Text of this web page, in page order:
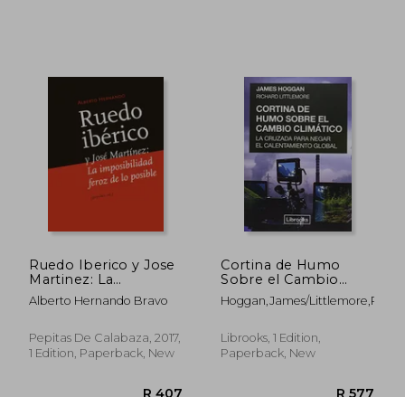
Ruedo Iberico y Jose
Martinez: La
Imposibilidad Feroz
de lo Posible (in
Alberto Hernando Bravo
Pepitas De Calabaza, 2017,
1 Edition, Paperback, New
Cortina de Humo
Sobre el Cambio
Climatico (in Spanish)
Hoggan,James/
Librooks, 1 Edition,
Paperback, New